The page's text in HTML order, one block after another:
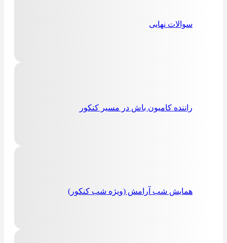
سوالات نهایی
راننده کامیون باش در مسیر کنکور
همایش شب آرامش (ویژه شب کنکور)